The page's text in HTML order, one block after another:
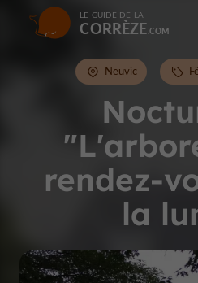
LE GUIDE DE LA
CORRÈZE
rendez-
la
Neuvic